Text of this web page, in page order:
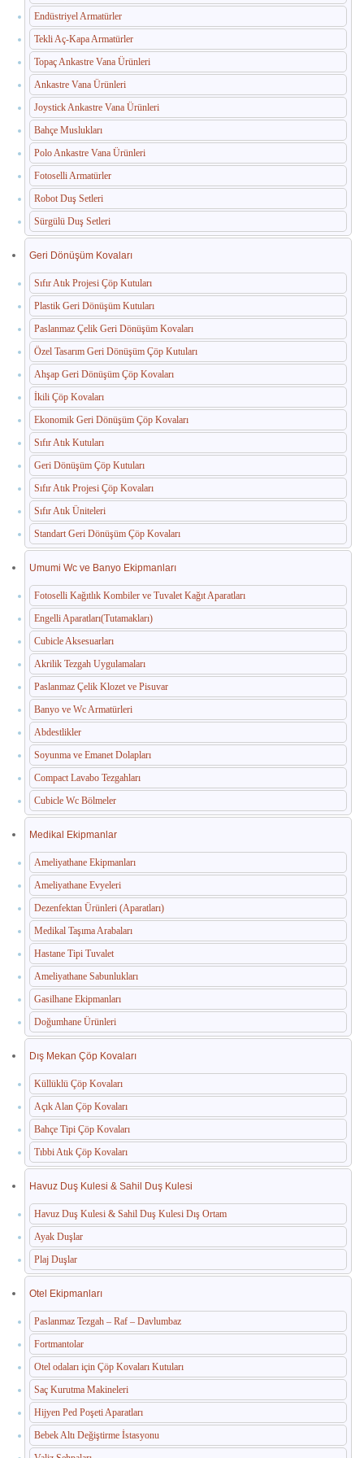
Endüstriyel Armatürler
Tekli Aç-Kapa Armatürler
Topaç Ankastre Vana Ürünleri
Ankastre Vana Ürünleri
Joystick Ankastre Vana Ürünleri
Bahçe Muslukları
Polo Ankastre Vana Ürünleri
Fotoselli Armatürler
Robot Duş Setleri
Sürgülü Duş Setleri
Geri Dönüşüm Kovaları
Sıfır Atık Projesi Çöp Kutuları
Plastik Geri Dönüşüm Kutuları
Paslanmaz Çelik Geri Dönüşüm Kovaları
Özel Tasarım Geri Dönüşüm Çöp Kutuları
Ahşap Geri Dönüşüm Çöp Kovaları
İkili Çöp Kovaları
Ekonomik Geri Dönüşüm Çöp Kovaları
Sıfır Atık Kutuları
Geri Dönüşüm Çöp Kutuları
Sıfır Atık Projesi Çöp Kovaları
Sıfır Atık Üniteleri
Standart Geri Dönüşüm Çöp Kovaları
Umumi Wc ve Banyo Ekipmanları
Fotoselli Kağıtlık Kombiler ve Tuvalet Kağıt Aparatları
Engelli Aparatları(Tutamakları)
Cubicle Aksesuarları
Akrilik Tezgah Uygulamaları
Paslanmaz Çelik Klozet ve Pisuvar
Banyo ve Wc Armatürleri
Abdestlikler
Soyunma ve Emanet Dolapları
Compact Lavabo Tezgahları
Cubicle Wc Bölmeler
Medikal Ekipmanlar
Ameliyathane Ekipmanları
Ameliyathane Evyeleri
Dezenfektan Ürünleri (Aparatları)
Medikal Taşıma Arabaları
Hastane Tipi Tuvalet
Ameliyathane Sabunlukları
Gasilhane Ekipmanları
Doğumhane Ürünleri
Dış Mekan Çöp Kovaları
Küllüklü Çöp Kovaları
Açık Alan Çöp Kovaları
Bahçe Tipi Çöp Kovaları
Tıbbi Atık Çöp Kovaları
Havuz Duş Kulesi & Sahil Duş Kulesi
Havuz Duş Kulesi & Sahil Duş Kulesi Dış Ortam
Ayak Duşlar
Plaj Duşlar
Otel Ekipmanları
Paslanmaz Tezgah – Raf – Davlumbaz
Fortmantolar
Otel odaları için Çöp Kovaları Kutuları
Saç Kurutma Makineleri
Hijyen Ped Poşeti Aparatları
Bebek Altı Değiştirme İstasyonu